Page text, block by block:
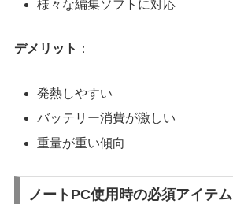
様々な編集ソフトに対応
デメリット ：
発熱しやすい
バッテリー消費が激しい
重量が重い傾向
ノートPC使用時の必須アイテム